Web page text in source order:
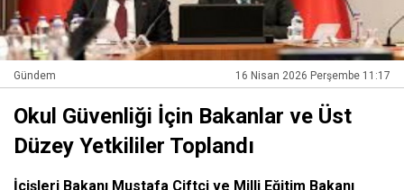
Gündem 16 Nisan 2026 Perşembe 11:17
Okul Güvenliği İçin Bakanlar ve Üst
Düzey Yetkililer Toplandı
İçişleri Bakanı Mustafa Çiftçi ve Milli Eğitim Bakanı